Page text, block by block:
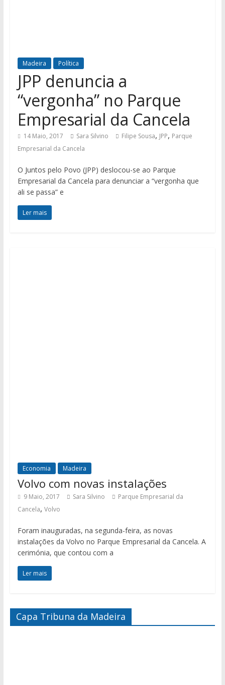
Madeira Política
JPP denuncia a
“vergonha” no Parque
Empresarial da Cancela
14 Maio, 2017 Sara Silvino Filipe Sousa, JPP, Parque
Empresarial da Cancela
O Juntos pelo Povo (JPP) deslocou-se ao Parque
Empresarial da Cancela para denunciar a “vergonha que
ali se passa” e
Ler mais
Economia Madeira
Volvo com novas instalações
9 Maio, 2017 Sara Silvino
Parque Empresarial da
Cancela, Volvo
Foram inauguradas, na segunda-feira, as novas
instalações da Volvo no Parque Empresarial da Cancela. A
cerimónia, que contou com a
Ler mais
Capa Tribuna da Madeira